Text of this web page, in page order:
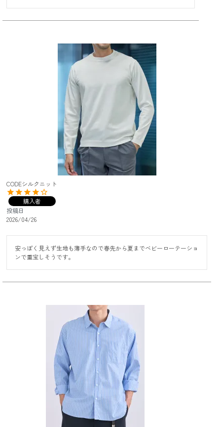
CODEシルクニット
購入者
投稿日
2026/04/26
安っぽく見えず生地も薄手なので春先から夏までベビーローテーショ
ンで重宝しそうです。